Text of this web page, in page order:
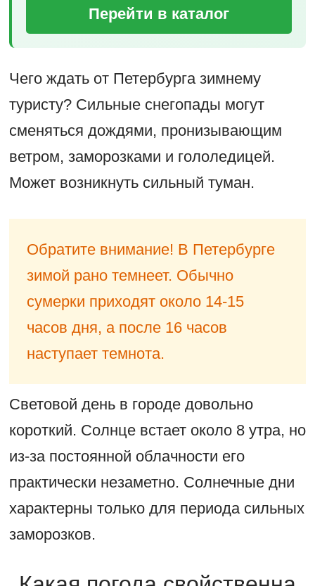
Перейти в каталог
Чего ждать от Петербурга зимнему
туристу? Сильные снегопады могут
сменяться дождями, пронизывающим
ветром, заморозками и гололедицей.
Может возникнуть сильный туман.
Обратите внимание! В Петербурге
зимой рано темнеет. Обычно
сумерки приходят около 14-15
часов дня, а после 16 часов
наступает темнота.
Световой день в городе довольно
короткий. Солнце встает около 8 утра, но
из-за постоянной облачности его
практически незаметно. Солнечные дни
характерны только для периода сильных
заморозков.